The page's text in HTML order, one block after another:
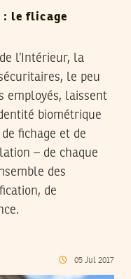
: le flicage
l’Intérieur, la
le peu
employés, laissent
biométrique
fichage et de
– de chaque
des
de
05 Jul 2017